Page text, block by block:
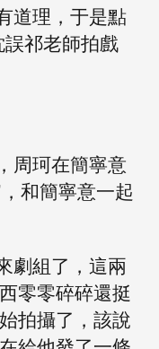
道理，于是點
祁老師拍戲
周珂在簡寧意
和簡寧意一起
劇組了，這兩
零零碎碎還挺
拍攝了，該說